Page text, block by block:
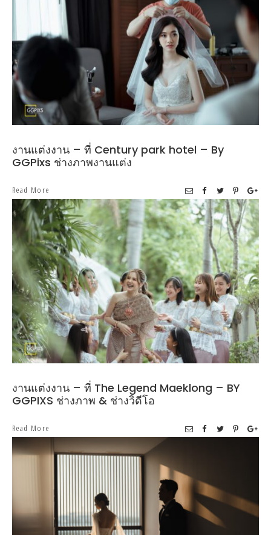
งานแต่งงาน – ที่ Century park hotel – By
GGPixs ช่างภาพงานแต่ง
Read More
งานแต่งงาน – ที่ The Legend Maeklong – BY
GGPIXS ช่างภาพ & ช่างวิดีโอ
Read More